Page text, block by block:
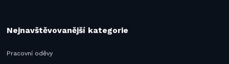
Nejnavštěvovanější kategorie
Pracovní oděvy